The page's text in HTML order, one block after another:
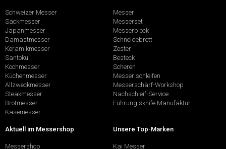
Schweizer Messer
Sackmesser
Japanmesser
Damastmesser
Keramikmesser
Santoku
Kochmesser
Küchenmesser
Allzweckmesser
Steakmesser
Brotmesser
Käsemesser
Messer
Messerset
Messerblock
Schneidebrett
Zester
Besteck
Scheren
Messer schleifen
Messerschärf-Workshop
Nachschleif-Service
Führung sknife Manufaktur
Aktuell im Messershop
Messershop
Unsere Top-Marken
Kai Messer